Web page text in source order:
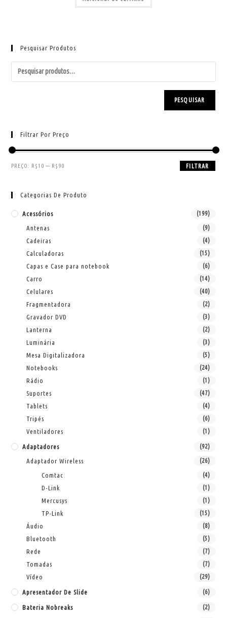
Pesquisar Produtos
PESQUISAR
Filtrar Por Preço
FILTRAR
PREÇO: R$10 — R$90
Categorias De Produto
Acessórios (199)
Antenas (9)
Cadeiras (4)
Calculadoras (15)
Capas e Case para notebook (6)
Carro (14)
Celulares (40)
Fragmentadora (2)
Gravador DVD (3)
Lanterna (2)
Luminária (3)
Mesa Digitalizadora (5)
Notebooks (24)
Rádio (1)
Suportes (47)
Tablets (4)
Tripés (6)
Ventiladores (1)
Adaptadores (92)
Adaptador Wireless (26)
Comtac (4)
D-Link (1)
Mercusys (1)
TP-Link (15)
Áudio (8)
Bluetooth (5)
Rede (7)
Tomadas (7)
Vídeo (29)
Apresentador De Slide (6)
Bateria Nobreaks (2)